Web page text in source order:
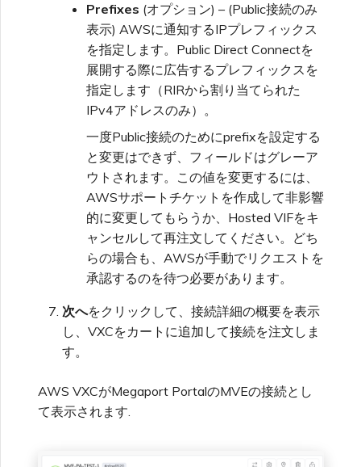
Prefixes (オプション) – (Public接続のみ
表示) AWSに通知するIPプレフィックス
を指定します。Public Direct Connectを
展開する際に広告するプレフィックスを
指定します（RIRから割り当てられた
IPv4アドレスのみ）。
一度Public接続のためにprefixを設定する
と変更はできず、フィールドはグレーア
ウトされます。この値を変更するには、
AWSサポートチケットを作成して非影響
的に変更してもらうか、Hosted VIFをキ
ャンセルして再注文してください。どち
らの場合も、AWSが手動でリクエストを
承認するのを待つ必要があります。
次へをクリックして、接続詳細の概要を表示
し、VXCをカートに追加して接続を注文しま
す。
AWS VXCがMegaport PortalのMVEの接続とし
て表示されます.